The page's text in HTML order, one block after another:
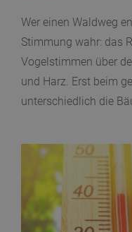
Wer einen Waldweg
Stimmung wahr: das
Vogelstimmen über
und Harz. Erst beim
unterschiedlich die